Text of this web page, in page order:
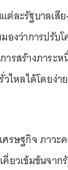
ต่ละรัฐบาลเ
งว่าการปรับ
รสร้างภาระ
วไหลได้โดย
รษฐกิจ ภาว
ยวเข้มข้นจา